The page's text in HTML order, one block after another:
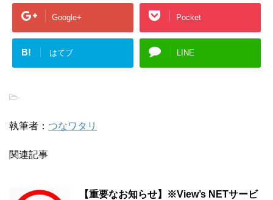
Google+ Pocket
B! はてブ LINE
-
執筆者： つなワタリ
関連記事
【重要なお知らせ】※View’s NETサービ